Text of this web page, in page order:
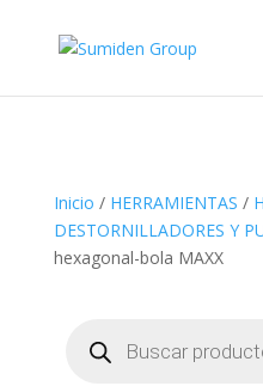
Inicio / HERRAMIENTAS /
DESTORNILLADORES Y
hexagonal-bola MAXX
productos